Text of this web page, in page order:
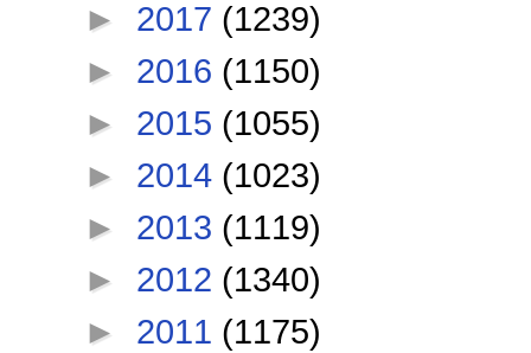
► 2017 (1239)
► 2016 (1150)
► 2015 (1055)
► 2014 (1023)
► 2013 (1119)
► 2012 (1340)
► 2011 (1175)